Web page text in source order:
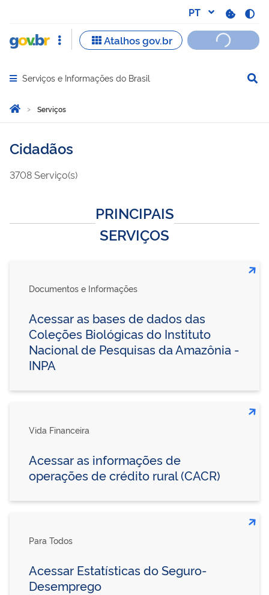
Abrir menu principal de navegação
Serviços e Informações do Brasil
Você está aqui:
Página Inicial
Serviços
Cidadãos
3708Serviço(s)
PRINCIPAIS
SERVIÇOS
Documentos e Informações
Acessar as bases de dados das
Coleções Biológicas do Instituto
Nacional de Pesquisas da Amazônia -
INPA
Vida Financeira
Acessar as informações de
operações de crédito rural (CACR)
Para Todos
Acessar Estatísticas do Seguro-
Desemprego